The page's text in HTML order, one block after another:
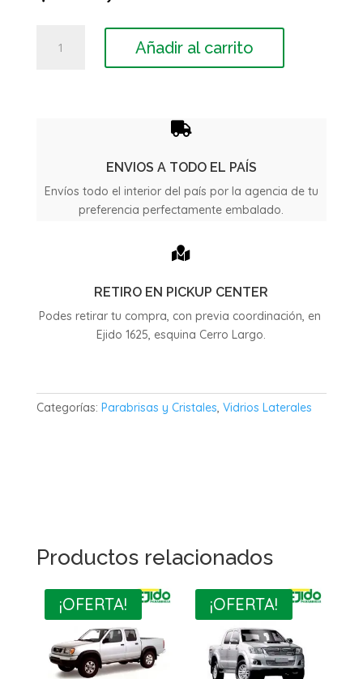
Lateral
Añadir al carrito

ENVIOS A TODO EL PAÍS
Envíos todo el interior del país por la agencia de tu
preferencia perfectamente embalado.

RETIRO EN PICKUP CENTER
Podes retirar tu compra, con previa coordinación, en
Ejido 1625, esquina Cerro Largo.
Categorías: Parabrisas y Cristales, Vidrios Laterales
Productos relacionados
¡OFERTA! ¡OFERTA!